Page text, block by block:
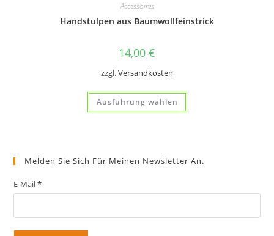
Accessoires
Handstulpen aus Baumwollfeinstrick
14,00 €
zzgl.Versandkosten
Ausführung wählen
Dieses
weist
können
Melden Sie Sich Für Meinen Newsletter An.
E-Mail*